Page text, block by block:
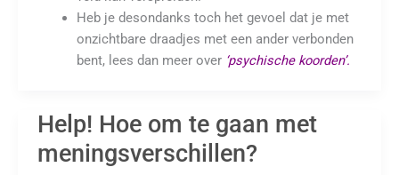
Heb je desondanks toch het gevoel dat je met
onzichtbare draadjes met een ander verbonden
bent, lees dan meer over ‘psychische koorden’.
Help! Hoe om te gaan met
meningsverschillen?